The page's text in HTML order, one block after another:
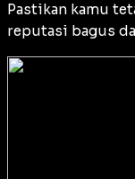
Pastikan kamu
reputasi bagus